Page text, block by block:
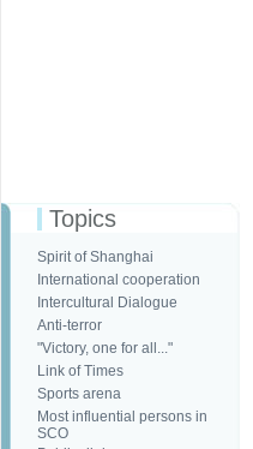
Topics
Spirit of Shanghai
International cooperation
Intercultural Dialogue
Anti-terror
"Victory, one for all..."
Link of Times
Sports arena
Most influential persons in
SCO